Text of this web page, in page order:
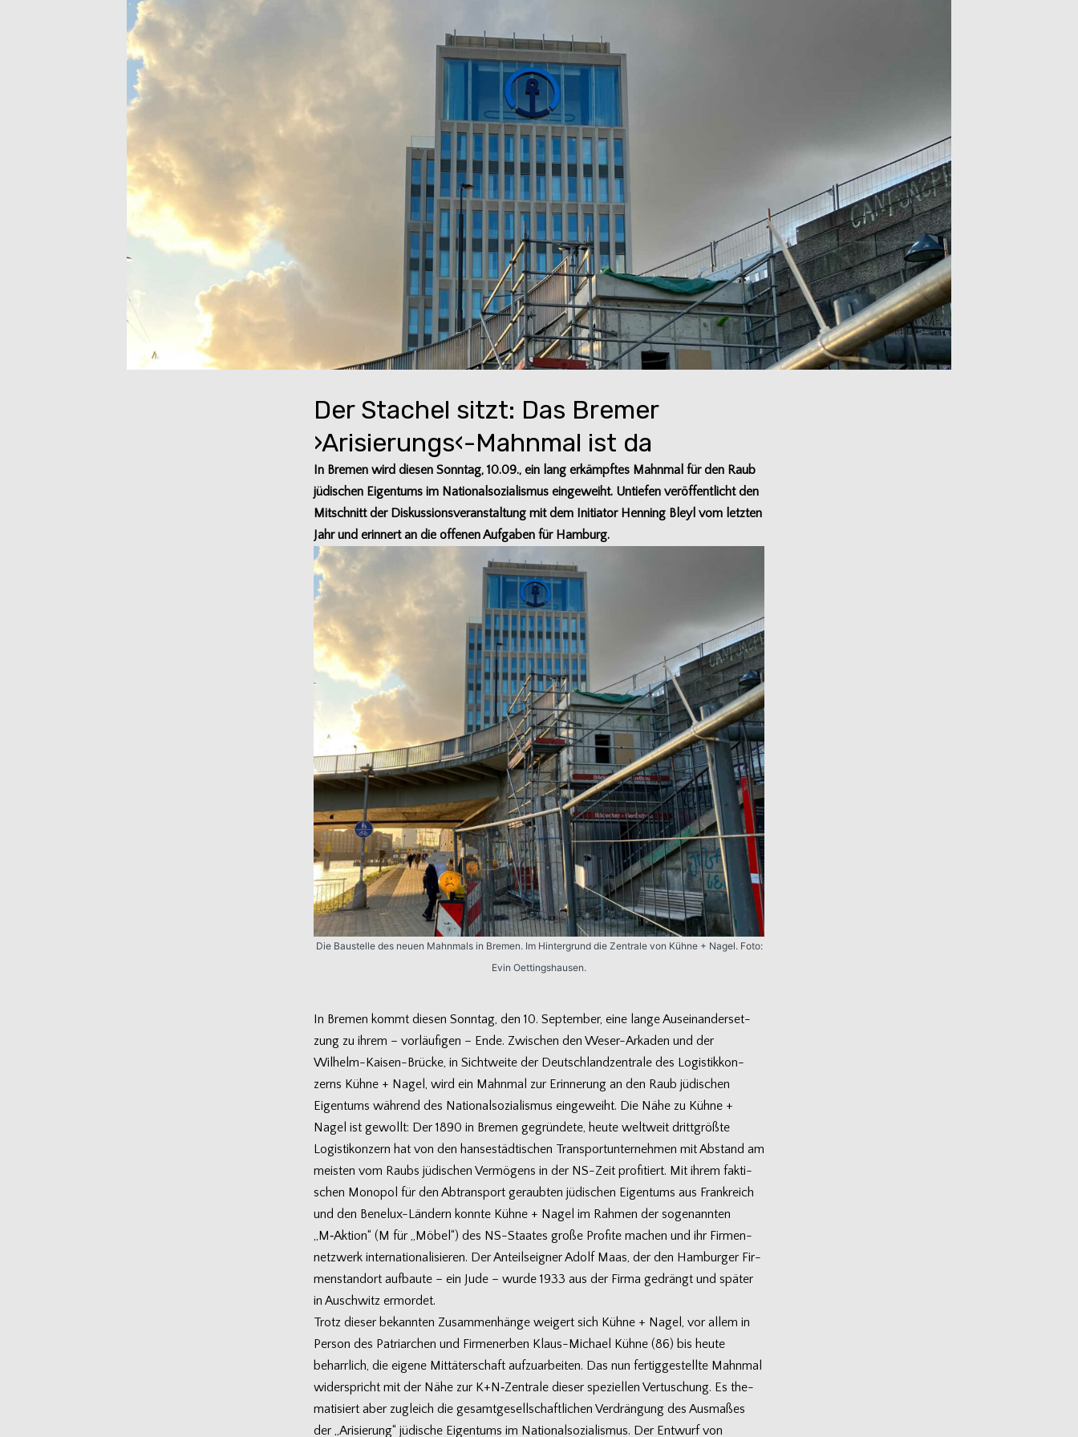
Der Stachel sitzt: Das Bremer
›Arisierungs‹-Mahnmal ist da
In Bre­men wird die­sen Sonn­tag, 10.09., ein lang erkämpf­tes Mahn­mal für den Raub
jüdi­schen Eigen­tums im Natio­nal­so­zia­lis­mus ein­ge­weiht. Untie­fen ver­öf­fent­licht den
Mit­schnitt der Dis­kus­si­ons­ver­an­stal­tung mit dem Initia­tor Hen­ning Bleyl vom letz­ten
Jahr und erin­nert an die offe­nen Auf­ga­ben für Hamburg.
Die Bau­stelle des neuen Mahn­mals in Bre­men. Im Hin­ter­grund die Zen­trale von Kühne + Nagel. Foto:
Evin Oettingshausen.
In Bre­men kommt die­sen Sonn­tag, den 10. Sep­tem­ber, eine lange Aus­ein­an­der­set­
zung zu ihrem – vor­läu­fi­gen – Ende. Zwi­schen den Weser-Arkaden und der
Wilhelm-Kaisen-Brücke, in Sicht­weite der Deutsch­land­zen­trale des Logis­tik­kon­
zerns Kühne + Nagel, wird ein Mahn­mal zur Erin­ne­rung an den Raub jüdi­schen
Eigen­tums wäh­rend des Natio­nal­so­zia­lis­mus ein­ge­weiht. Die Nähe zu Kühne +
Nagel ist gewollt: Der 1890 in Bre­men gegrün­dete, heute welt­weit dritt­größte
Logis­ti­kon­zern hat von den han­se­städ­ti­schen Trans­port­un­ter­neh­men mit Abstand am
meis­ten vom Raubs jüdi­schen Ver­mö­gens in der NS-Zeit pro­fi­tiert. Mit ihrem fak­ti­
schen Mono­pol für den Abtrans­port geraub­ten jüdi­schen Eigen­tums aus Frank­reich
und den Benelux-Ländern konnte Kühne + Nagel im Rah­men der soge­nann­ten
„M‑Aktion“ (M für „Möbel“) des NS-Staates große Pro­fite machen und ihr Fir­men­
netz­werk inter­na­tio­na­li­sie­ren. Der Anteils­eig­ner Adolf Maas, der den Ham­bur­ger Fir­
men­stand­ort auf­baute – ein Jude – wurde 1933 aus der Firma gedrängt und spä­ter
in Ausch­witz ermordet.
Trotz die­ser bekann­ten Zusam­men­hänge wei­gert sich Kühne + Nagel, vor allem in
Per­son des Patri­ar­chen und Fir­men­er­ben Klaus-Michael Kühne (86) bis heute
beharr­lich, die eigene Mit­tä­ter­schaft auf­zu­ar­bei­ten. Das nun fer­tig­ge­stellte Mahn­mal
wider­spricht mit der Nähe zur K+N‑Zentrale die­ser spe­zi­el­len Ver­tu­schung. Es the­
ma­ti­siert aber zugleich die gesamt­ge­sell­schaft­li­chen Ver­drän­gung des Aus­ma­ßes
der „Ari­sie­rung“ jüdi­sche Eigen­tums im Natio­nal­so­zia­lis­mus. Der Ent­wurf von